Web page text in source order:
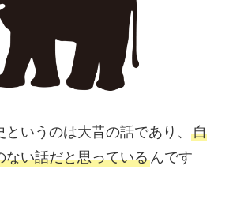
というのは大昔の話であり、自
ない話だと思っているんです